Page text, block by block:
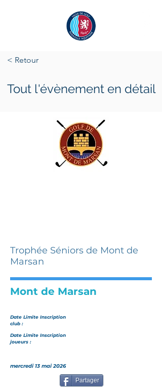
< Retour
Tout l'évènement en détail
Trophée Séniors de Mont de
Marsan
Mont de Marsan
Date Limite Inscription
club :
Date Limite Inscription
joueurs :
mercredi 13 mai 2026
Partager